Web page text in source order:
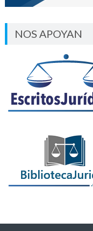
NOS APOYAN